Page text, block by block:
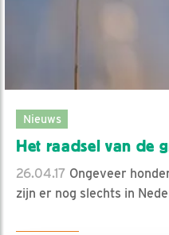
Nieuws
Het raadsel van de
26.04.17 Ongeveer
zijn er nog slechts in